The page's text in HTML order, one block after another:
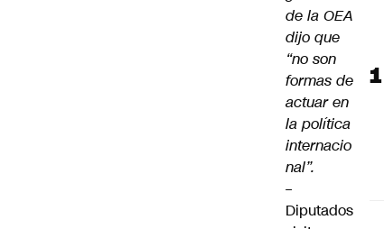
de la OEA
dijo que
“no son
formas de
actuar en
la política
internacio
nal”.
–
Diputados